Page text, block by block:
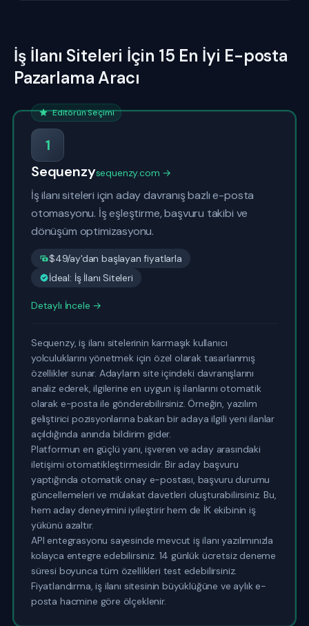
İş İlanı Siteleri İçin 15 En İyi E-posta
Pazarlama Aracı
Editörün Seçimi
1
Sequenzysequenzy.com →
İş ilanı siteleri için aday davranış bazlı e-posta
otomasyonu. İş eşleştirme, başvuru takibi ve
dönüşüm optimizasyonu.
$49/ay'dan başlayan fiyatlarla
İdeal: İş İlanı Siteleri
Detaylı İncele →
Sequenzy, iş ilanı sitelerinin karmaşık kullanıcı
yolculuklarını yönetmek için özel olarak tasarlanmış
özellikler sunar. Adayların site içindeki davranışlarını
analiz ederek, ilgilerine en uygun iş ilanlarını otomatik
olarak e-posta ile gönderebilirsiniz. Örneğin, yazılım
geliştirici pozisyonlarına bakan bir adaya ilgili yeni ilanlar
açıldığında anında bildirim gider.
Platformun en güçlü yanı, işveren ve aday arasındaki
iletişimi otomatikleştirmesidir. Bir aday başvuru
yaptığında otomatik onay e-postası, başvuru durumu
güncellemeleri ve mülakat davetleri oluşturabilirsiniz. Bu,
hem aday deneyimini iyileştirir hem de İK ekibinin iş
yükünü azaltır.
API entegrasyonu sayesinde mevcut iş ilanı yazılımınızla
kolayca entegre edebilirsiniz. 14 günlük ücretsiz deneme
süresi boyunca tüm özellikleri test edebilirsiniz.
Fiyatlandırma, iş ilanı sitesinin büyüklüğüne ve aylık e-
posta hacmine göre ölçeklenir.